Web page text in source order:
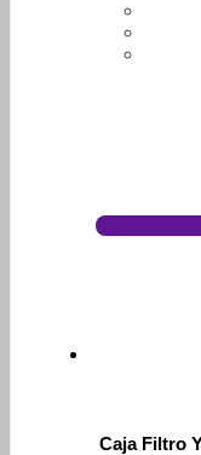
Caja Filtro